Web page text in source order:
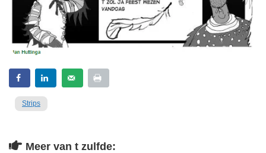
Strips
Meer van t zulfde: